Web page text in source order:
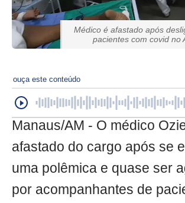
Médico é afastado após
pacientes com covid no
ouça este conteúdo
Manaus/AM - O médico
afastado do cargo após se
uma polêmica e quase ser
por acompanhantes de